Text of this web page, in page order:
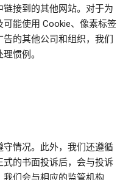
接到的其他网站。对于为
能使用 Cookie、像素标签
的其他公司和组织，我们
惯例。
情况。此外，我们还遵循
式的书面投诉后，会与投诉
们会与相应的监管机构